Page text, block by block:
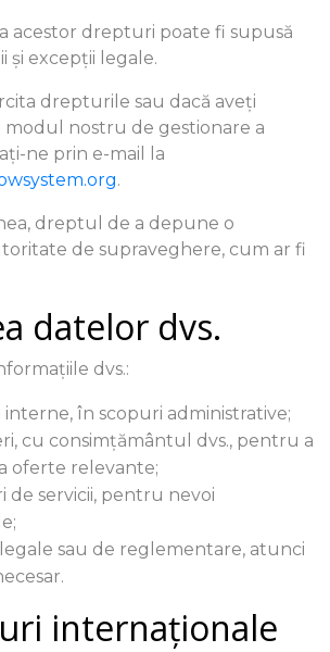
acestor drepturi poate fi supusă
și excepții legale.
drepturile sau dacă aveți
nostru de gestionare a
ne prin e-mail la
.
dreptul de a depune o
de supraveghere, cum ar fi
datelor dvs.
dvs.:
în scopuri administrative;
cu consimțământul dvs., pentru a
oferte relevante;
de servicii, pentru nevoi
sau de reglementare, atunci
internaționale